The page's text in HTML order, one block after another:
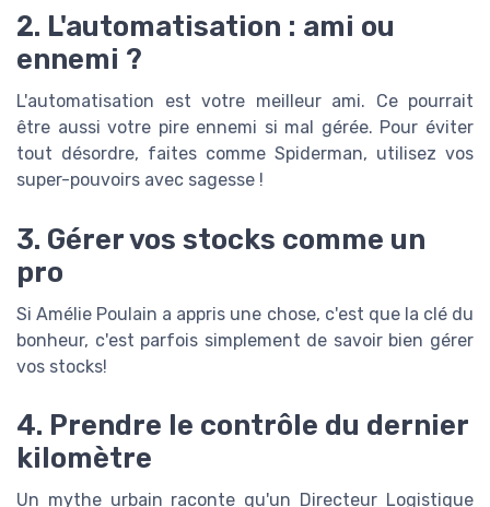
2. L'automatisation : ami ou
ennemi ?
L'automatisation est votre meilleur ami. Ce pourrait
être aussi votre pire ennemi si mal gérée. Pour éviter
tout désordre, faites comme Spiderman, utilisez vos
super-pouvoirs avec sagesse !
3. Gérer vos stocks comme un
pro
Si Amélie Poulain a appris une chose, c'est que la clé du
bonheur, c'est parfois simplement de savoir bien gérer
vos stocks!
4. Prendre le contrôle du dernier
kilomètre
Un mythe urbain raconte qu'un Directeur Logistique